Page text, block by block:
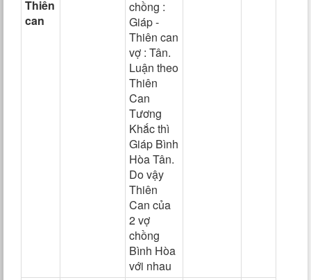
Thiên
can
chồng :
Giáp -
Thiên can
vợ : Tân.
Luận theo
Thiên
Can
Tương
Khắc thì
Giáp Bình
Hòa Tân.
Do vậy
Thiên
Can của
2 vợ
chồng
Bình Hòa
với nhau